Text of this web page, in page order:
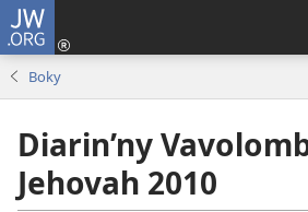
JW.ORG
Boky
Diarin’ny
Jehovah 2010